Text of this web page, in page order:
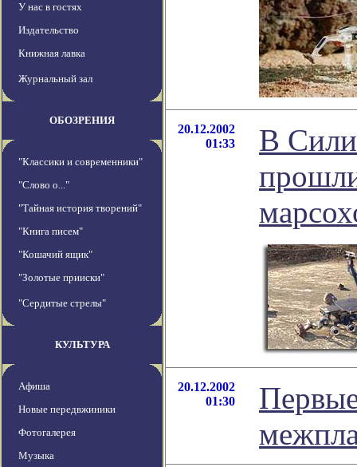
У нас в гостях
Издательство
Книжная лавка
Журнальный зал
ОБОЗРЕНИЯ
"Классики и современники"
"Слово о..."
"Тайная история творений"
"Книга писем"
"Кошачий ящик"
"Золотые прииски"
"Сердитые стрелы"
КУЛЬТУРА
Афиша
Новые передвжиники
Фотогалерея
Музыка
20.12.2002
01:33
В
20.12.2002
01:30